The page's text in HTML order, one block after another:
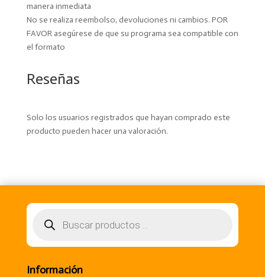
manera inmediata
No se realiza reembolso, devoluciones ni cambios. POR
FAVOR asegúrese de que su programa sea compatible con
el formato
Reseñas
Solo los usuarios registrados que hayan comprado este
producto pueden hacer una valoración.
productos
Información